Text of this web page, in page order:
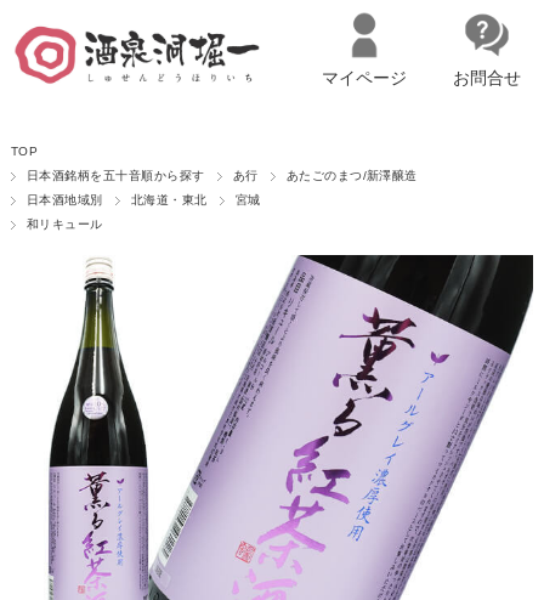
マイページへログイン カートをみる
マイページ お問合せ
TOP
日本酒銘柄を五十音順から探す
あ行
あたごのまつ/新澤醸造
日本酒地域別
北海道・東北
宮城
和リキュール